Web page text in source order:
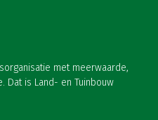
met meerwaarde,
is Land- en Tuinbouw